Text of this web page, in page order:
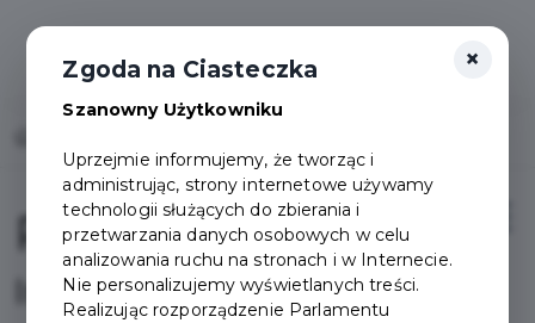
Pakiet GPSZOK
Informacje
×
Zgoda na Ciasteczka
Szanowny Użytkowniku
Uprzejmie informujemy, że tworząc i
administrując, strony internetowe używamy
technologii służących do zbierania i
przetwarzania danych osobowych w celu
analizowania ruchu na stronach i w Internecie.
Nie personalizujemy wyświetlanych treści.
Realizując rozporządzenie Parlamentu